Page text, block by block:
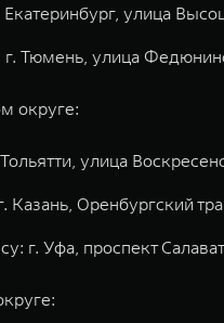
улица
Тюмень, улица
округе:
улица
Оренбургский
г. Уфа, проспект